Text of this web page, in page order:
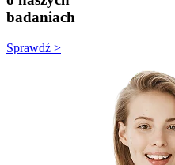
badaniach
Sprawdź >